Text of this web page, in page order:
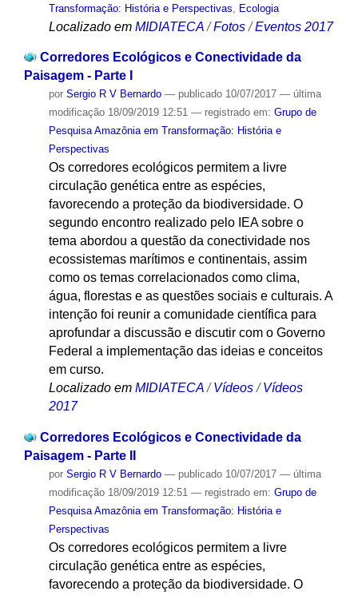
Transformação: História e Perspectivas
Ecologia
Localizado em MIDIATECA /Fotos /Eventos 2017
Corredores Ecológicos e Conectividade da
Paisagem - Parte I
por Sergio R V Bernardo — publicado10/07/2017 — última
modificação18/09/2019 12:51 — registrado em: Grupo de
Pesquisa Amazônia em Transformação: História e
Perspectivas
Os corredores ecológicos permitem a livre
circulação genética entre as espécies,
favorecendo a proteção da biodiversidade. O
segundo encontro realizado pelo IEA sobre o
tema abordou a questão da conectividade nos
ecossistemas marítimos e continentais, assim
como os temas correlacionados como clima,
água, florestas e as questões sociais e culturais. A
intenção foi reunir a comunidade científica para
aprofundar a discussão e discutir com o Governo
Federal a implementação das ideias e conceitos
em curso.
Localizado em MIDIATECA / Vídeos / Vídeos
2017
Corredores Ecológicos e Conectividade da
Paisagem - Parte II
por Sergio R V Bernardo — publicado10/07/2017 — última
modificação18/09/2019 12:51 — registrado em: Grupo de
Pesquisa Amazônia em Transformação: História e
Perspectivas
Os corredores ecológicos permitem a livre
circulação genética entre as espécies,
favorecendo a proteção da biodiversidade. O